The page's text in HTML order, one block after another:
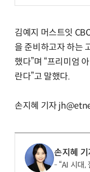
김예지 머스트잇
을 준비하고자 하는
했다”며 “프리미엄
란다”고 말했다.
손지혜 기자
손지혜 기
“AI 시대